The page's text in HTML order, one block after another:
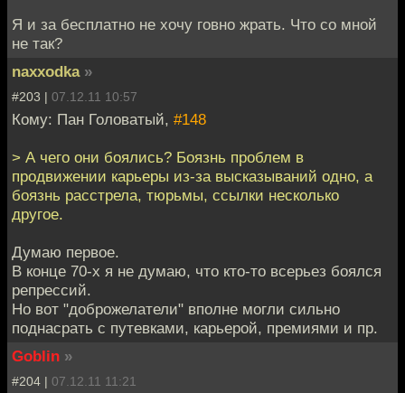
Я и за бесплатно не хочу говно жрать. Что со мной
не так?
naxxodka »
#203 | 07.12.11 10:57
Кому: Пан Головатый, #148
> А чего они боялись? Боязнь проблем в
продвижении карьеры из-за высказываний одно, а
боязнь расстрела, тюрьмы, ссылки несколько
другое.
Думаю первое.
В конце 70-х я не думаю, что кто-то всерьез боялся
репрессий.
Но вот "доброжелатели" вполне могли сильно
поднасрать с путевками, карьерой, премиями и пр.
Goblin »
#204 | 07.12.11 11:21